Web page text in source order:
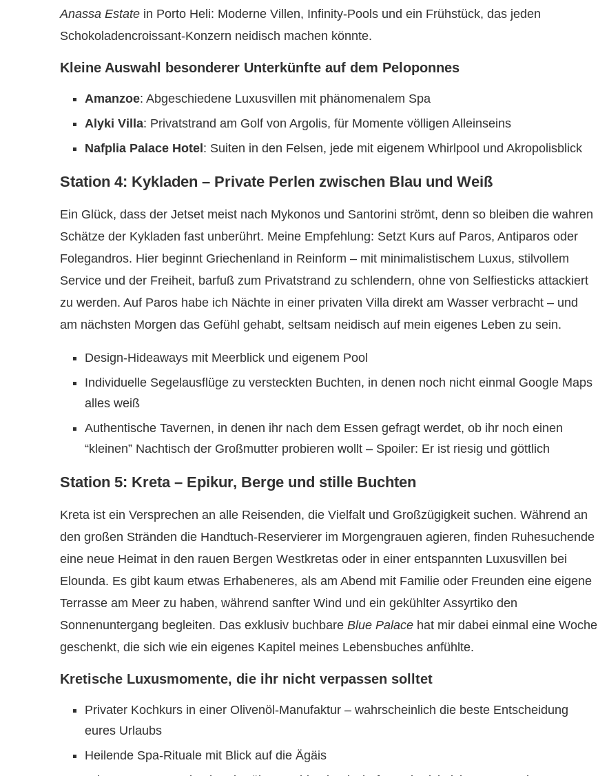
Anassa Estate in Porto Heli: Moderne Villen, Infinity-Pools und ein Frühstück, das jeden
Schokoladencroissant-Konzern neidisch machen könnte.
Kleine Auswahl besonderer Unterkünfte auf dem Peloponnes
Amanzoe: Abgeschiedene Luxusvillen mit phänomenalem Spa
Alyki Villa: Privatstrand am Golf von Argolis, für Momente völligen Alleinseins
Nafplia Palace Hotel : Suiten in den Felsen, jede mit eigenem Whirlpool und Akropolisblick
Station 4: Kykladen – Private Perlen zwischen Blau und Weiß
Ein Glück, dass der Jetset meist nach Mykonos und Santorini strömt, denn so bleiben die wahren
Schätze der Kykladen fast unberührt. Meine Empfehlung: Setzt Kurs auf Paros, Antiparos oder
Folegandros. Hier beginnt Griechenland in Reinform – mit minimalistischem Luxus, stilvollem
Service und der Freiheit, barfuß zum Privatstrand zu schlendern, ohne von Selfiesticks attackiert
zu werden. Auf Paros habe ich Nächte in einer privaten Villa direkt am Wasser verbracht – und
am nächsten Morgen das Gefühl gehabt, seltsam neidisch auf mein eigenes Leben zu sein.
Design-Hideaways mit Meerblick und eigenem Pool
Individuelle Segelausflüge zu versteckten Buchten, in denen noch nicht einmal Google Maps
alles weiß
Authentische Tavernen, in denen ihr nach dem Essen gefragt werdet, ob ihr noch einen
“kleinen” Nachtisch der Großmutter probieren wollt – Spoiler: Er ist riesig und göttlich
Station 5: Kreta – Epikur, Berge und stille Buchten
Kreta ist ein Versprechen an alle Reisenden, die Vielfalt und Großzügigkeit suchen. Während an
den großen Stränden die Handtuch-Reservierer im Morgengrauen agieren, finden Ruhesuchende
eine neue Heimat in den rauen Bergen Westkretas oder in einer entspannten Luxusvillen bei
Elounda. Es gibt kaum etwas Erhabeneres, als am Abend mit Familie oder Freunden eine eigene
Terrasse am Meer zu haben, während sanfter Wind und ein gekühlter Assyrtiko den
Sonnenuntergang begleiten. Das exklusiv buchbare Blue Palace hat mir dabei einmal eine Woche
geschenkt, die sich wie ein eigenes Kapitel meines Lebensbuches anfühlte.
Kretische Luxusmomente, die ihr nicht verpassen solltet
Privater Kochkurs in einer Olivenöl-Manufaktur – wahrscheinlich die beste Entscheidung
eures Urlaubs
Heilende Spa-Rituale mit Blick auf die Ägäis